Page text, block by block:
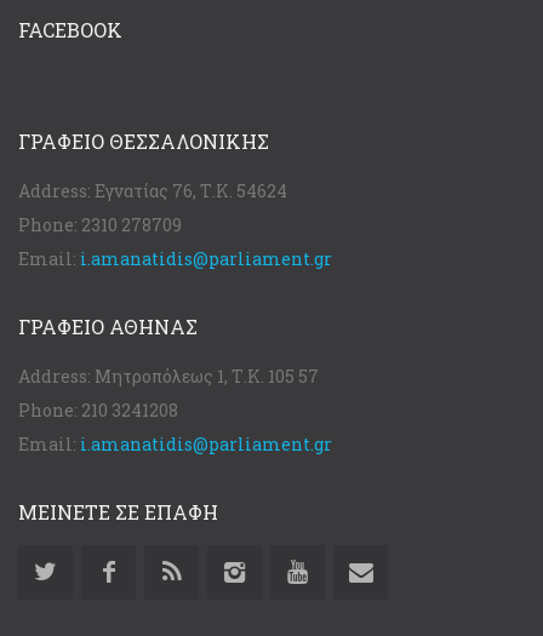
FACEBOOK
ΓΡΑΦΕΊΟ ΘΕΣΣΑΛΟΝΊΚΗΣ
Address: Εγνατίας 76, Τ.Κ. 54624
Phone: 2310 278709
Email: i.amanatidis@parliament.gr
ΓΡΑΦΕΊΟ ΑΘΉΝΑΣ
Address: Μητροπόλεως 1, Τ.Κ. 105 57
Phone: 210 3241208
Email: i.amanatidis@parliament.gr
ΜΕΙΝΕΤΕ ΣΕ ΕΠΑΦΗ